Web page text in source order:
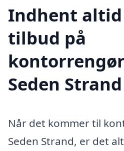
Indhent
tilbud på
Seden Strand
Når det kommer til
Seden Strand, er det